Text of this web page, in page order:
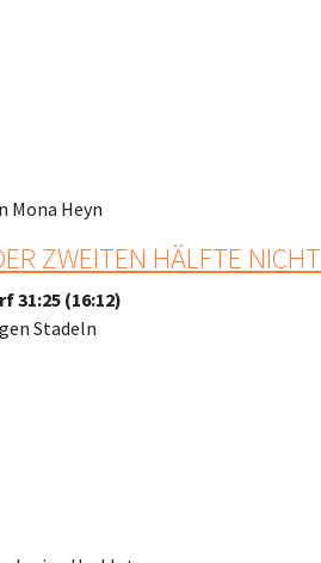
Mona Heyn
ZWEITEN HÄLFTE
31:25 (16:12)
Stadeln